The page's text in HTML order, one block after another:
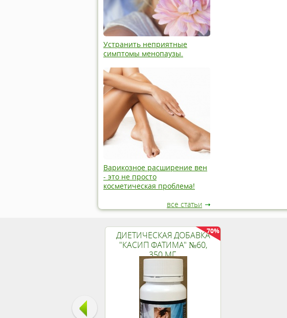
Устранить неприятные
симптомы менопаузы.
Варикозное расширение вен
- это не просто
косметическая проблема!
все статьи
ДИЕТИЧЕСКАЯ ДОБАВКА
"КАСИП ФАТИМА" №60,
350 МГ.
70%